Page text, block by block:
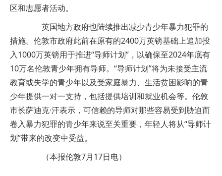
区和志愿者活动。
英国地方政府也陆续推出减少青少年暴力犯罪的
措施。伦敦市政府此前在原有的2400万英镑基础上追加投
入1000万英镑用于推进“导师计划”，以确保至2024年底有
10万名伦敦青少年拥有导师。“导师计划”将为未接受主流
教育或失学的青少年以及受家庭暴力、生活贫困影响的青
少年提供一对一支持，包括提供培训和就业机会等。伦敦
市长萨迪克·汗表示，可信赖的导师对那些容易受到胁迫而
卷入暴力犯罪的青少年来说至关重要，年轻人将从“导师计
划”带来的改变中受益。
（本报伦敦7月17日电）